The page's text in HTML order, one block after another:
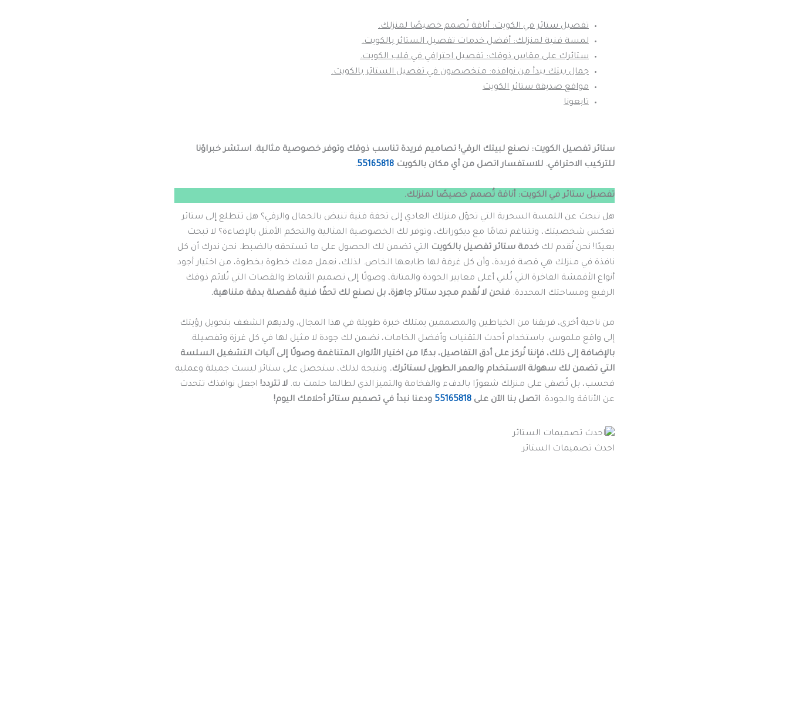
تفصيل ستائر في الكويت: أناقة تُصمم خصيصًا لمنزلك.
لمسة فنية لمنزلك: أفضل خدمات تفصيل الستائر بالكويت.
ستائرك على مقاس ذوقك: تفصيل احترافي في قلب الكويت.
جمال بيتك يبدأ من نوافذه: متخصصون في تفصيل الستائر بالكويت.
مواقع صديقة ستائر الكويت
تابعونا
ستائر تفصيل الكويت: نصنع لبيتك الرقي! تصاميم فريدة تناسب ذوقك وتوفر خصوصية مثالية. استشر خبراؤنا
للتركيب الاحترافي. للاستفسار اتصل من أي مكان بالكويت 55165818
.
تفصيل ستائر في الكويت: أناقة تُصمم خصيصًا لمنزلك.
هل تبحث عن اللمسة السحرية التي تحوّل منزلك العادي إلى تحفة فنية تنبض بالجمال والرقي؟ هل تتطلع إلى ستائر
تعكس شخصيتك، وتتناغم تمامًا مع ديكوراتك، وتوفر لك الخصوصية المثالية والتحكم الأمثل بالإضاءة؟ لا تبحث
بعيدًا! نحن نُقدم لك خدمة ستائر تفصيل بالكويت التي تضمن لك الحصول على ما تستحقه بالضبط. نحن ندرك أن كل
نافذة في منزلك هي قصة فريدة، وأن كل غرفة لها طابعها الخاص. لذلك، نعمل معك خطوة بخطوة، من اختيار أجود
أنواع الأقمشة الفاخرة التي تُلبي أعلى معايير الجودة والمتانة، وصولًا إلى تصميم الأنماط والقصات التي تُلائم ذوقك
الرفيع ومساحتك المحددة. فنحن لا نُقدم مجرد ستائر جاهزة، بل نصنع لك تحفًا فنية مُفصلة بدقة متناهية.
من ناحية أخرى، فريقنا من الخياطين والمصممين يمتلك خبرة طويلة في هذا المجال، ولديهم الشغف بتحويل رؤيتك
إلى واقع ملموس. باستخدام أحدث التقنيات وأفضل الخامات، نضمن لك جودة لا مثيل لها في كل غرزة وتفصيلة.
بالإضافة إلى ذلك، فإننا نُركز على أدق التفاصيل، بدءًا من اختيار الألوان المتناغمة وصولًا إلى آليات التشغيل السلسة
التي تضمن لك سهولة الاستخدام والعمر الطويل لستائرك. ونتيجة لذلك، ستحصل على ستائر ليست جميلة وعملية
فحسب، بل تُضفي على منزلك شعورًا بالدفء والفخامة والتميز الذي لطالما حلمت به. لا تتردد! اجعل نوافذك تتحدث
عن الأناقة والجودة. اتصل بنا الآن على 55165818 ودعنا نبدأ في تصميم ستائر أحلامك اليوم!
احدث تصميمات الستائر